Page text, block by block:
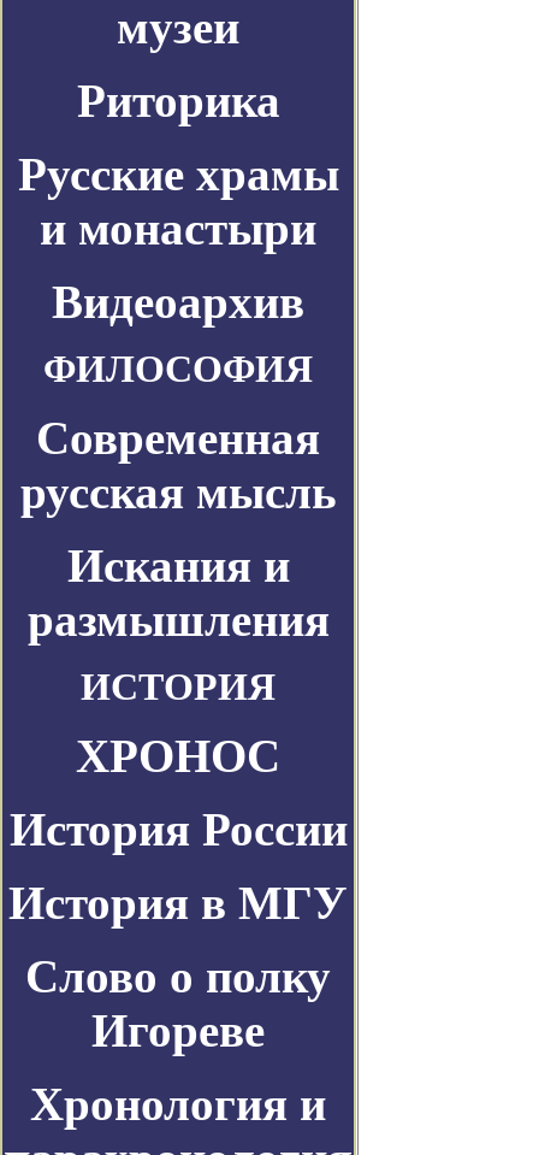
музеи
Риторика
Русские храмы
и монастыри
Видеоархив
ФИЛОСОФИЯ
Современная
русская мысль
Искания и
размышления
ИСТОРИЯ
ХРОНОС
История России
История в МГУ
Слово о полку
Игореве
Хронология и